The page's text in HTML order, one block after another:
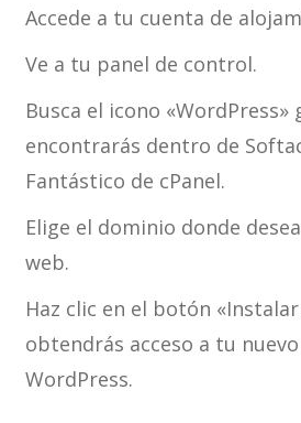
Accede a tu cuenta de
Ve a tu panel de control.
Busca el icono
encontrarás dentro de
Fantástico de cPanel.
Elige el dominio donde
web.
Haz clic en el botón
obtendrás acceso a tu
WordPress.